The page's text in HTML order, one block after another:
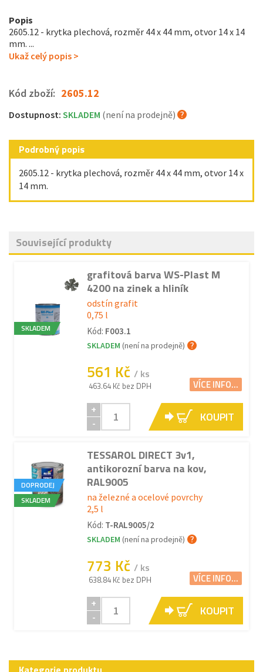
Popis
2605.12 - krytka plechová, rozměr 44 x 44 mm, otvor 14 x 14
mm. ...
Ukaž celý popis >
Kód zboží: 2605.12
Dostupnost: SKLADEM (není na prodejně)
Podrobný popis
2605.12 - krytka plechová, rozměr 44 x 44 mm, otvor 14 x
14 mm.
Související produkty
SKLADEM
grafitová barva WS-Plast M
4200 na zinek a hliník
odstín grafit
0,75 l
Kód: F003.1
SKLADEM (není na prodejně)
561 Kč / ks
463.64 Kč bez DPH VÍCE INFO...
+
-
KOUPIT
DOPRODEJ
SKLADEM
TESSAROL DIRECT 3v1,
antikorozní barva na kov,
RAL9005
na železné a ocelové povrchy
2,5 l
Kód: T-RAL9005/2
SKLADEM (není na prodejně)
773 Kč / ks
638.84 Kč bez DPH VÍCE INFO...
+
-
KOUPIT